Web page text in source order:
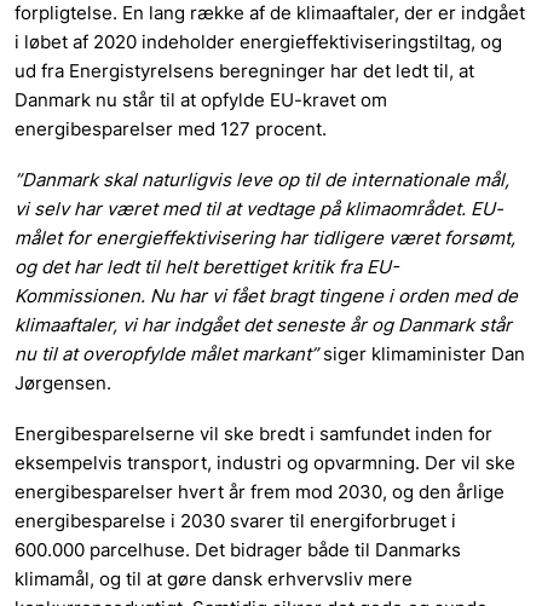
forpligtelse. En lang række af de klimaaftaler, der er indgået
i løbet af 2020 indeholder energieffektiviseringstiltag, og
ud fra Energistyrelsens beregninger har det ledt til, at
Danmark nu står til at opfylde EU-kravet om
energibesparelser med 127 procent.
”Danmark skal naturligvis leve op til de internationale mål,
vi selv har været med til at vedtage på klimaområdet. EU-
målet for energieffektivisering har tidligere været forsømt,
og det har ledt til helt berettiget kritik fra EU-
Kommissionen. Nu har vi fået bragt tingene i orden med de
klimaaftaler, vi har indgået det seneste år og Danmark står
nu til at overopfylde målet markant”siger klimaminister Dan
Jørgensen.
Energibesparelserne vil ske bredt i samfundet inden for
eksempelvis transport, industri og opvarmning. Der vil ske
energibesparelser hvert år frem mod 2030, og den årlige
energibesparelse i 2030 svarer til energiforbruget i
600.000 parcelhuse. Det bidrager både til Danmarks
klimamål, og til at gøre dansk erhvervsliv mere